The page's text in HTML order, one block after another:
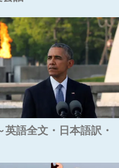
語全文・日本語訳・